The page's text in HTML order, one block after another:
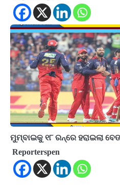
ମୁମ୍ବାଇକୁ ୧୮ ରନ୍‌ରେ ହରାଇଲା
Reporterspen